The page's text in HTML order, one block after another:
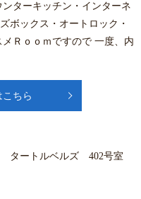
ターキッチン・インターネ
ボックス・オートロック・
Ｒｏｏｍですので 一度、内
ちら
タートルベルズ 402号室